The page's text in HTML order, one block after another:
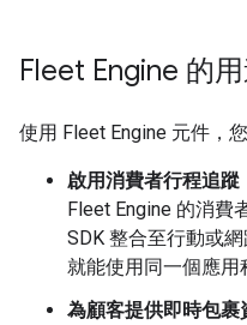
Fleet Engine 的
使用 Fleet Engine 元件，
啟用消費者行程追蹤
Fleet Engine 的消費
SDK 整合至行動或
就能使用同一個應用
為顧客提供即時包裹